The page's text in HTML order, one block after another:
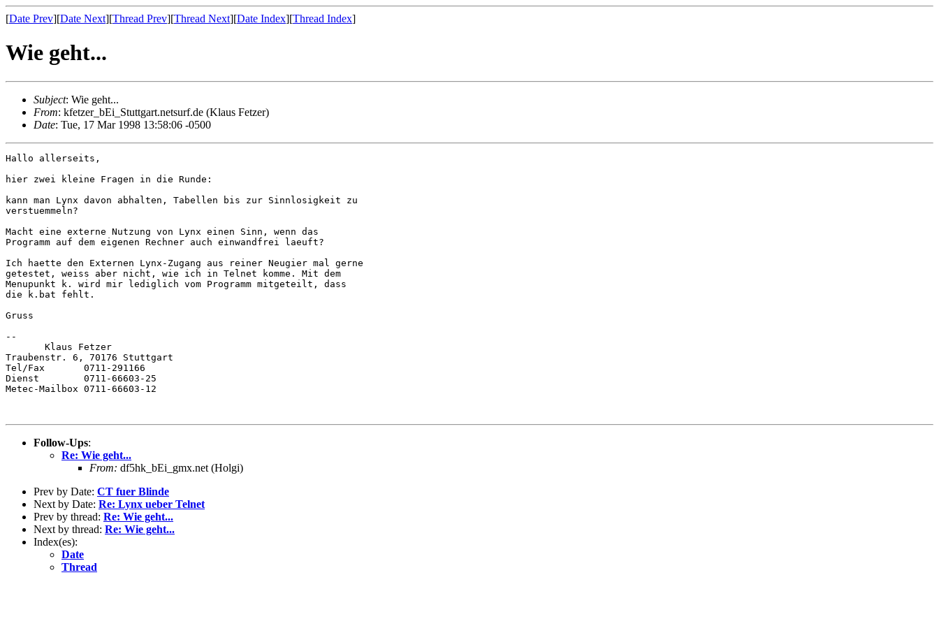
[Date Prev][Date Next][Thread Prev][Thread Next][Date Index][Thread Index]
Wie geht...
Subject: Wie geht...
From: kfetzer_bEi_Stuttgart.netsurf.de (Klaus Fetzer)
Date: Tue, 17 Mar 1998 13:58:06 -0500
Hallo allerseits,
hier zwei kleine Fragen in die Runde:
kann man Lynx davon abhalten, Tabellen bis zur Sinnlosigkeit zu
verstuemmeln?
Macht eine externe Nutzung von Lynx einen Sinn, wenn das
Programm auf dem eigenen Rechner auch einwandfrei laeuft?
Ich haette den Externen Lynx-Zugang aus reiner Neugier mal gerne
getestet, weiss aber nicht, wie ich in Telnet komme. Mit dem
Menupunkt k. wird mir lediglich vom Programm mitgeteilt, dass
die k.bat fehlt.
Gruss
--
       Klaus Fetzer
Traubenstr. 6, 70176 Stuttgart
Tel/Fax       0711-291166
Dienst        0711-66603-25
Metec-Mailbox 0711-66603-12
Follow-Ups:
Re: Wie geht...
From: df5hk_bEi_gmx.net (Holgi)
Prev by Date: CT fuer Blinde
Next by Date: Re: Lynx ueber Telnet
Prev by thread: Re: Wie geht...
Next by thread: Re: Wie geht...
Index(es):
Date
Thread